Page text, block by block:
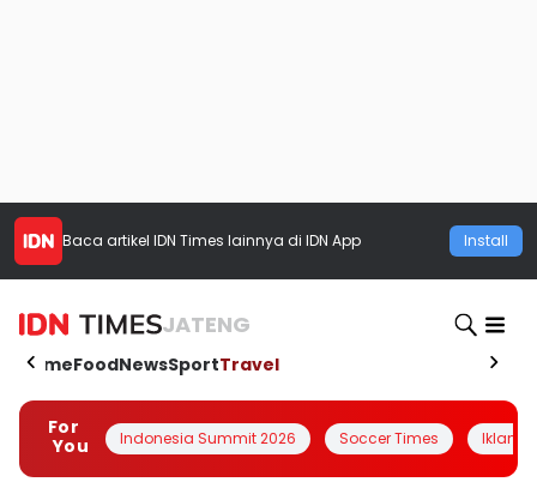
Baca artikel IDN Times lainnya di IDN App Install
JATENG
HomeFoodNewsSportTravel
For
You
Indonesia Summit 2026 Soccer Times Iklanin